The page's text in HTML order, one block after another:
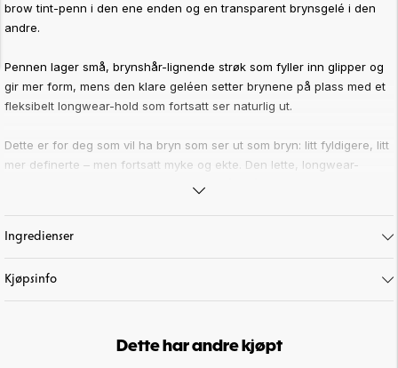
brow tint-penn i den ene enden og en transparent brynsgelé i den
andre.
Pennen lager små, brynshår-lignende strøk som fyller inn glipper og
gir mer form, mens den klare geléen setter brynene på plass med et
fleksibelt longwear-hold som fortsatt ser naturlig ut.
Dette er for deg som vil ha bryn som ser ut som bryn: litt fyldigere, litt
mer definerte – men fortsatt myke og ekte. Den lette, longwear-
formelen gir en microblading-inspirert hårstrå-effekt uten at brynene
Hvorfor du vil elske den:
• 2-i-1 brynsduo: Brow Tint + Clear Brow Gel
• Hårstrå-effekt: den ultratynne pennen gjør det lett å tegne inn
naturlige strøk der brynet er tynnere
Ingredienser
Kjøpsinfo
Dette har andre kjøpt